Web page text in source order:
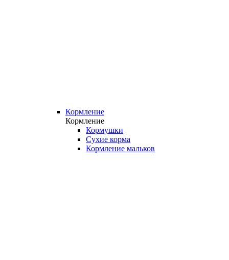
Кормление
Кормление
Кормушки
Сухие корма
Кормление мальков